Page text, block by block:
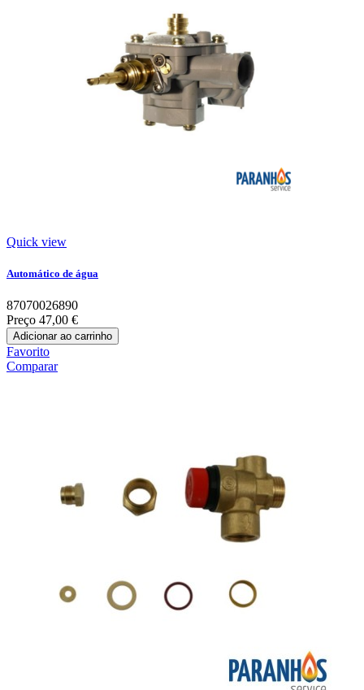
Quick view
Automático de água
87070026890
Preço 47,00 €
Adicionar ao carrinho
Favorito
Comparar